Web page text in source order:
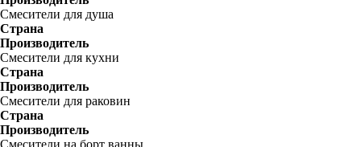
Смесители для душа
Страна
Производитель
Смесители для кухни
Страна
Производитель
Смесители для раковин
Страна
Производитель
Смесители на борт ванны